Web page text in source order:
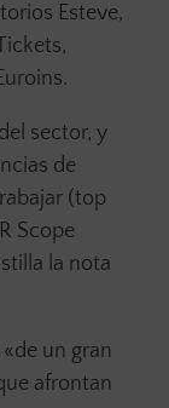
Esteve,
sector, y
de
(top
Scope
la nota
un gran
afrontan